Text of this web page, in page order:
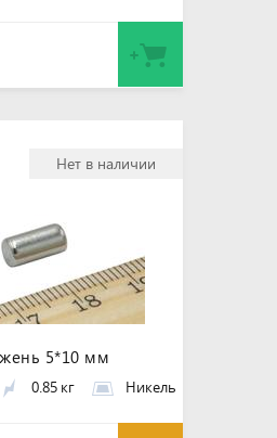
Нет в наличии
5*10 мм
0.85 кг Никель